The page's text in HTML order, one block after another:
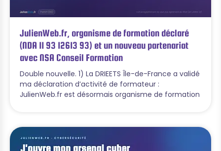
JulienWeb.fr, organisme de formation déclaré
(NDA 11 93 12613 93) et un nouveau partenariat
avec NSA Conseil Formation
Double nouvelle. 1) La DRIEETS Île-de-France a validé
ma déclaration d’activité de formateur :
JulienWeb.fr est désormais organisme de formation